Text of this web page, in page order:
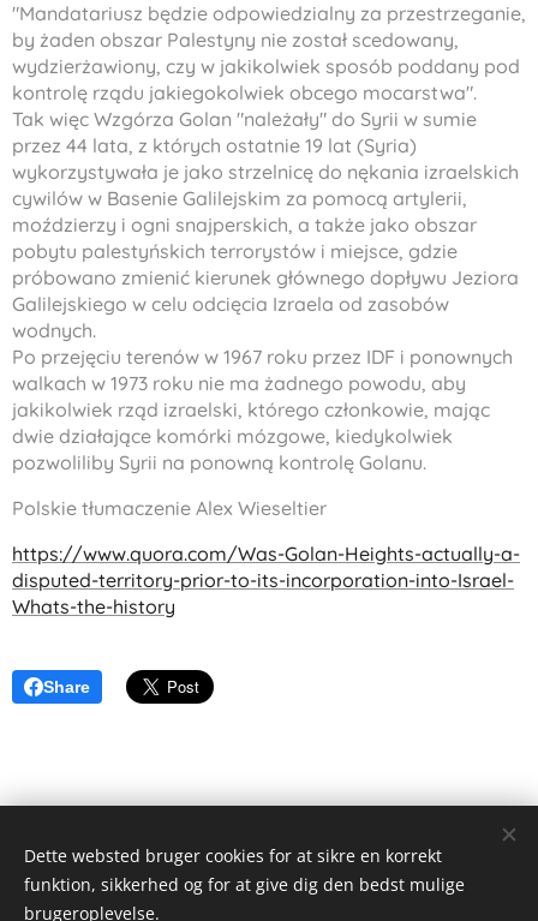
"Mandatariusz będzie odpowiedzialny za przestrzeganie,
by żaden obszar Palestyny ​​nie został scedowany,
wydzierżawiony, czy w jakikolwiek sposób poddany pod
kontrolę rządu jakiegokolwiek obcego mocarstwa".
Tak więc Wzgórza Golan "należały" do Syrii w sumie
przez 44 lata, z których ostatnie 19 lat (Syria)
wykorzystywała je jako strzelnicę do nękania izraelskich
cywilów w Basenie Galilejskim za pomocą artylerii,
moździerzy i ogni snajperskich, a także jako obszar
pobytu palestyńskich terrorystów i miejsce, gdzie
próbowano zmienić kierunek głównego dopływu Jeziora
Galilejskiego w celu odcięcia Izraela od zasobów
wodnych.
Po przejęciu terenów w 1967 roku przez IDF i ponownych
walkach w 1973 roku nie ma żadnego powodu, aby
jakikolwiek rząd izraelski, którego członkowie, mając
dwie działające komórki mózgowe, kiedykolwiek
pozwoliliby Syrii na ponowną kontrolę Golanu.
Polskie tłumaczenie Alex Wieseltier
https://www.quora.com/Was-Golan-Heights-actually-a-
disputed-territory-prior-to-its-incorporation-into-Israel-
Whats-the-history
Share
Alex Wieseltier - Uredte tanker
Dette websted bruger cookies for at sikre en korrekt
funktion, sikkerhed og for at give dig den bedst mulige
brugeroplevelse.